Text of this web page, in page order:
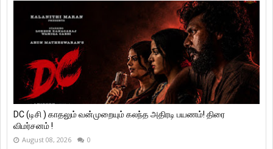
DC (டிசி ) காதலும் வன்முறையும் கலந்த அதிரடி பயணம்! திரை
விமர்சனம் !
August 08, 2026 0